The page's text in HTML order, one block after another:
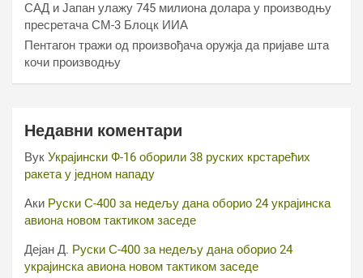
САД и Јапан улажу 745 милиона долара у производњу
пресретача СМ-3 Блоцк ИИА
Пентагон тражи од произвођача оружја да пријаве шта
кочи производњу
Недавни коментари
Вук Украјински Ф-16 оборили 38 руских крстарећих
ракета у једном нападу
Аки Руски С-400 за недељу дана оборио 24 украјинска
авиона новом тактиком заседе
Дејан Д. Руски С-400 за недељу дана оборио 24
украјинска авиона новом тактиком заседе